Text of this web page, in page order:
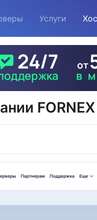
Услуги
FORNEX